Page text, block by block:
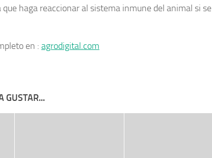
haga reaccionar al sistema inmune del animal si se
en : agrodigital.com
GUSTAR...